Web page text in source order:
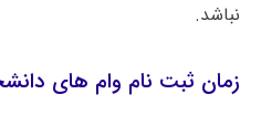
نباشد.
زمان ثبت‌ نام وام‌ های